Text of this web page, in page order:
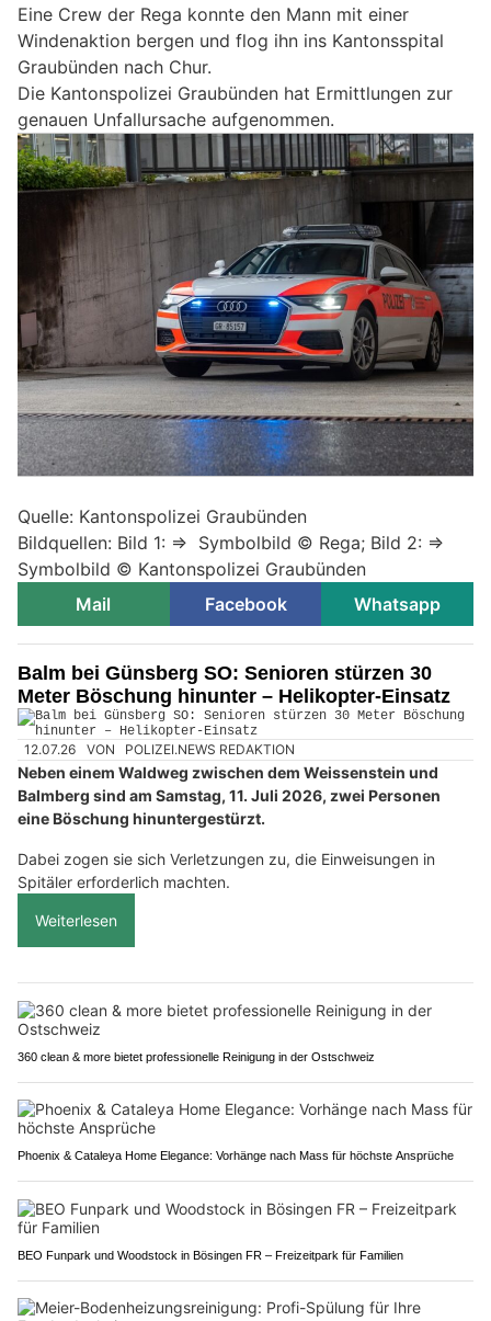
Eine Crew der Rega konnte den Mann mit einer
Windenaktion bergen und flog ihn ins Kantonsspital
Graubünden nach Chur.
Die Kantonspolizei Graubünden hat Ermittlungen zur
genauen Unfallursache aufgenommen.
Quelle: Kantonspolizei Graubünden
Bildquellen: Bild 1: => Symbolbild © Rega; Bild 2: =>
Symbolbild © Kantonspolizei Graubünden
Mail
Facebook Whatsapp
Balm bei Günsberg SO: Senioren stürzen 30
Meter Böschung hinunter – Helikopter-Einsatz
12.07.26 VON POLIZEI.NEWS REDAKTION
Neben einem Waldweg zwischen dem Weissenstein und
Balmberg sind am Samstag, 11. Juli 2026, zwei Personen
eine Böschung hinuntergestürzt.
Dabei zogen sie sich Verletzungen zu, die Einweisungen in
Spitäler erforderlich machten.
Weiterlesen
360 clean & more bietet professionelle Reinigung in der Ostschweiz
Phoenix & Cataleya Home Elegance: Vorhänge nach Mass für höchste Ansprüche
BEO Funpark und Woodstock in Bösingen FR – Freizeitpark für Familien